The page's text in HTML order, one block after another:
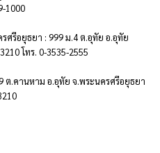
1000
ศรีอยุธยา : 999 ม.4 ต.อุทัย อ.อุทัย
โทร. 0-3535-2555
ต.คานหาม อ.อุทัย จ.พระนครศรีอยุธยา